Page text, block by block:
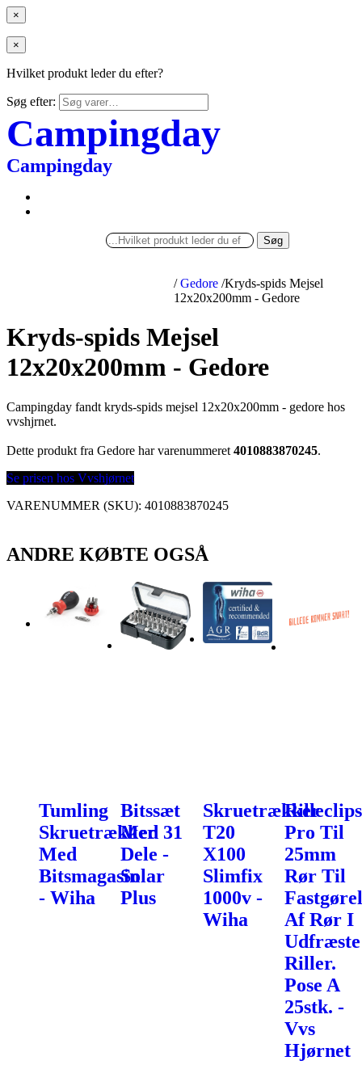
×
×
Hvilket produkt leder du efter?
Søg efter:
Campingday
Campingday
Søg
/ Gedore /Kryds-spids Mejsel
12x20x200mm - Gedore
Kryds-spids Mejsel
12x20x200mm - Gedore
Campingday fandt kryds-spids mejsel 12x20x200mm - gedore hos
vvshjrnet.
Dette produkt fra Gedore har varenummeret 4010883870245.
Se prisen hos Vvshjørnet
VARENUMMER (SKU): 4010883870245
ANDRE KØBTE OGSÅ
Tumling
Skruetrækker
Med
Bitsmagasin
- Wiha
Bitssæt
Med 31
Dele -
Solar
Plus
Skruetrækker
T20
X100
Slimfix
1000v -
Wiha
Rilleclips
Pro Til
25mm
Rør Til
Af Rør I
Udfræste
Riller.
Pose A
25stk. -
Vvs
Hjørnet